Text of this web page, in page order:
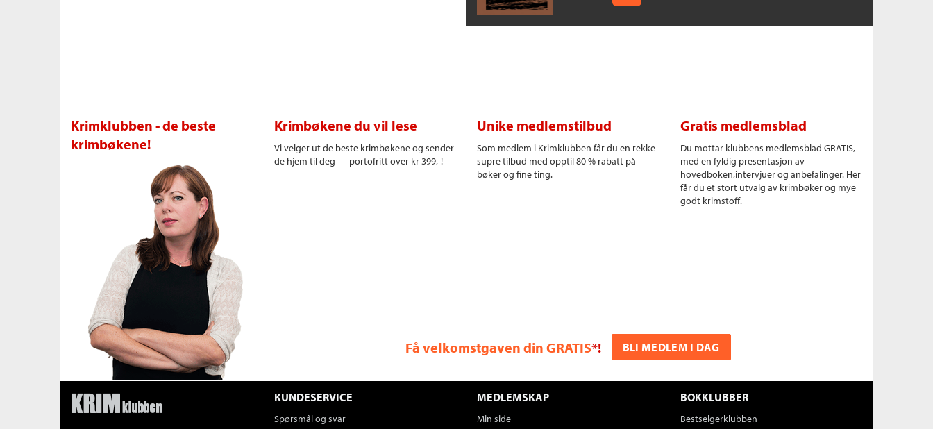
Krimklubben - de beste
krimbøkene!
Krimbøkene du vil lese
Vi velger ut de beste krimbøkene og sender
de hjem til deg — portofritt over kr 399,-!
Unike medlemstilbud
Som medlem i Krimklubben får du en rekke
supre tilbud med opptil 80 % rabatt på
bøker og fine ting.
Gratis medlemsblad
Du mottar klubbens medlemsblad GRATIS,
med en fyldig presentasjon av
hovedboken,intervjuer og anbefalinger. Her
får du et stort utvalg av krimbøker og mye
godt krimstoff.
Få velkomstgaven din GRATIS*! BLI MEDLEM I DAG
KUNDESERVICE
Spørsmål og svar
MEDLEMSKAP
Min side
BOKKLUBBER
Bestselgerklubben